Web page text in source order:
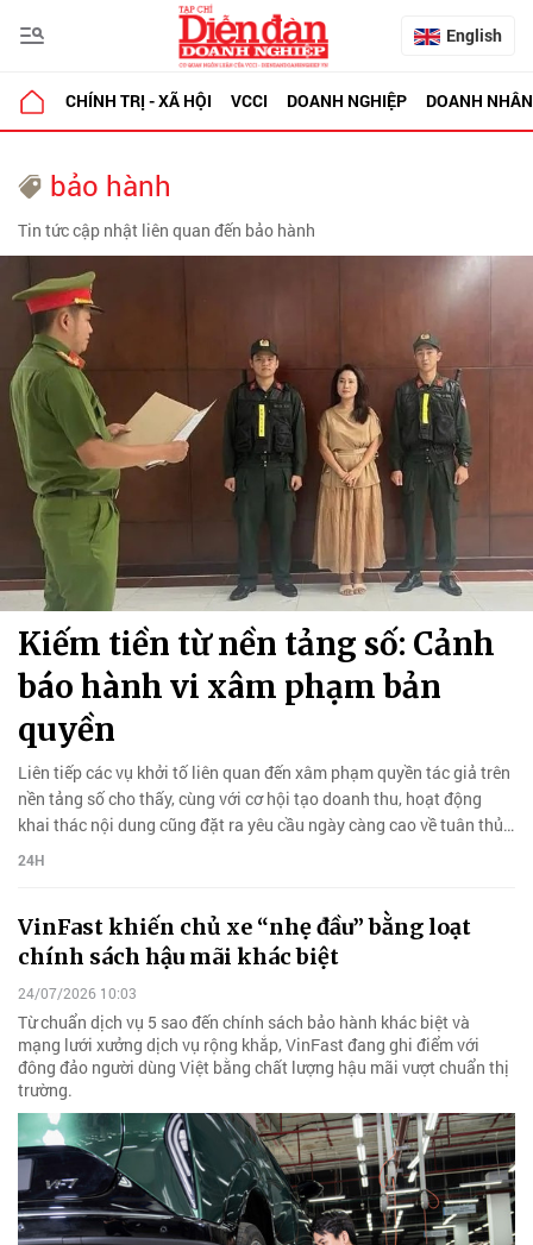
English
CHÍNH TRỊ - XÃ HỘI VCCI DOANH NGHIỆP DOANH NHÂN
bảo hành
Tin tức cập nhật liên quan đến bảo hành
Kiếm tiền từ nền tảng số: Cảnh
báo hành vi xâm phạm bản
quyền
Liên tiếp các vụ khởi tố liên quan đến xâm phạm quyền tác giả trên
nền tảng số cho thấy, cùng với cơ hội tạo doanh thu, hoạt động
khai thác nội dung cũng đặt ra yêu cầu ngày càng cao về tuân thủ
pháp luật.
24H
VinFast khiến chủ xe “nhẹ đầu” bằng loạt
chính sách hậu mãi khác biệt
24/07/2026 10:03
Từ chuẩn dịch vụ 5 sao đến chính sách bảo hành khác biệt và
mạng lưới xưởng dịch vụ rộng khắp, VinFast đang ghi điểm với
đông đảo người dùng Việt bằng chất lượng hậu mãi vượt chuẩn thị
trường.